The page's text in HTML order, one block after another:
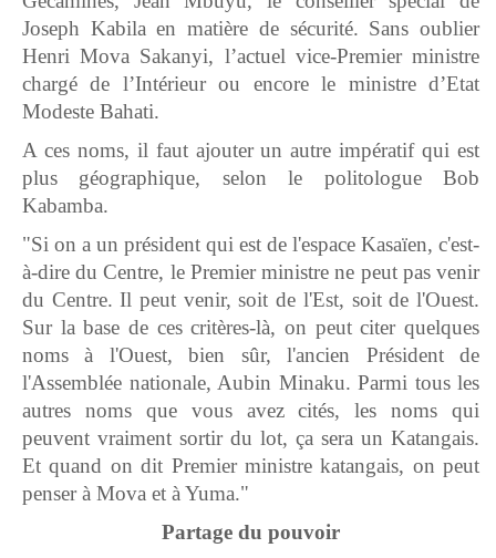
Joseph Kabila en matière de sécurité. Sans oublier
Henri Mova Sakanyi, l’actuel vice-Premier ministre
chargé de l’Intérieur ou encore le ministre d’Etat
Modeste Bahati.
A ces noms, il faut ajouter un autre impératif qui est
plus géographique, selon le politologue Bob
Kabamba.
"Si on a un président qui est de l'espace Kasaïen, c'est-
à-dire du Centre, le Premier ministre ne peut pas venir
du Centre. Il peut venir, soit de l'Est, soit de l'Ouest.
Sur la base de ces critères-là, on peut citer quelques
noms à l'Ouest, bien sûr, l'ancien Président de
l'Assemblée nationale, Aubin Minaku. Parmi tous les
autres noms que vous avez cités, les noms qui
peuvent vraiment sortir du lot, ça sera un Katangais.
Et quand on dit Premier ministre katangais, on peut
penser à Mova et à Yuma."
Partage du pouvoir